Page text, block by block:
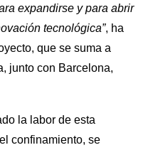
expandirse y para abrir
tecnológica”, ha
que se suma a
junto con Barcelona,
la labor de esta
confinamiento, se